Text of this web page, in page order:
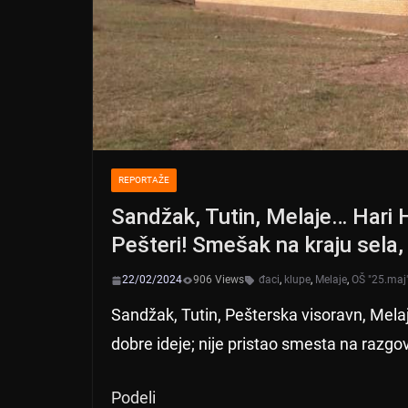
REPORTAŽE
Sandžak, Tutin, Melaje… Hari
Pešteri! Smešak na kraju
22/02/2024 906 Views đaci, klupe, Melaje, OŠ "25.maj"
Sandžak, Tutin, Pešterska visoravn,
dobre ideje; nije pristao smesta na
Podeli